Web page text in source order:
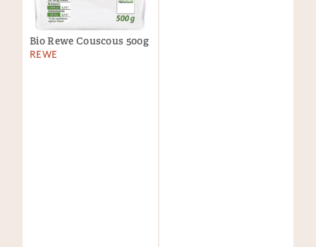
Bio Rewe Couscous 500g
REWE